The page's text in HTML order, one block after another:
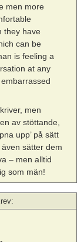
men more
they have
can be
is feeling a
at any
men
av stöttande,
upp’ på sätt
sätter dem
– men alltid
som män!